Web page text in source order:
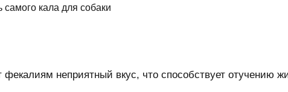
кала для собаки
неприятный вкус, что способствует отучению